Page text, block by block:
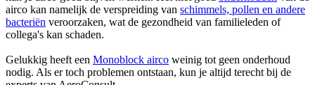
airco kan namelijk de verspreiding van schimmels, pollen en andere
bacteriën veroorzaken, wat de gezondheid van familieleden of
collega's kan schaden.
Gelukkig heeft een Monoblock airco weinig tot geen onderhoud
nodig. Als er toch problemen ontstaan, kun je altijd terecht bij de